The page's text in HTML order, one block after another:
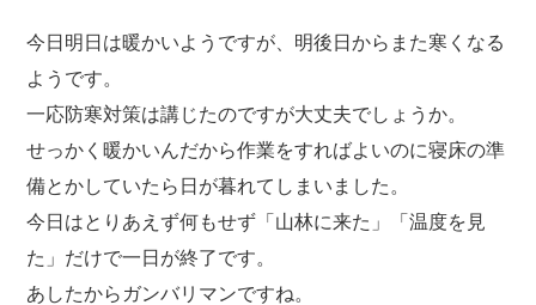
今日明日は暖かいようですが、明後日からまた寒くなる
ようです。
一応防寒対策は講じたのですが大丈夫でしょうか。
せっかく暖かいんだから作業をすればよいのに寝床の準
備とかしていたら日が暮れてしまいました。
今日はとりあえず何もせず「山林に来た」「温度を見
た」だけで一日が終了です。
あしたからガンバリマンですね。